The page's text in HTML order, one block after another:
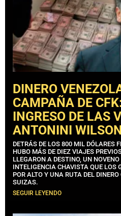
DINERO
CAMPAÑA DE
INGRESO DE LAS
ANTONINI WILSON
DETRÁS DE LOS 800 MIL DÓLARES
HUBO MÁS DE DIEZ VIAJES
LLEGARON A DESTINO, UN
INTELIGENCIA CHAVISTA QUE LOS
POR ALTO Y UNA RUTA DEL
SUIZAS.
SEGUIR LEYENDO